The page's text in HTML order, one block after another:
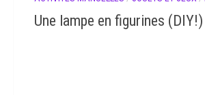
Une lampe en figurines (DIY!)